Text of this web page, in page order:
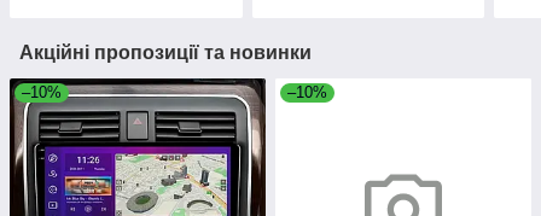
Акційні пропозиції та новинки
–10% –10%